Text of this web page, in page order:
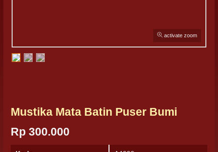
activate zoom
Mustika Mata Batin Puser Bumi
Rp 300.000